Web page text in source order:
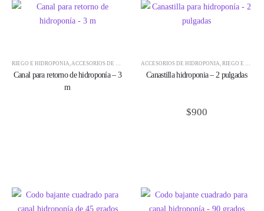
RIEGO E HIDROPONÍA ACCESORIOS DE HIDROPONÍA ,ACCESORIOS PVC
Canal para retorno de hidroponía – 3
m
ACCESORIOS DE HIDROPONÍA RIEGO E HIDROPONÍA
Canastilla hidroponia – 2 pulgadas
$900